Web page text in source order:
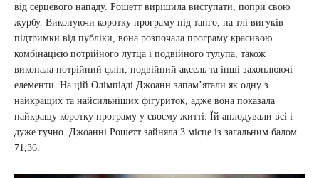
від серцевого нападу. Рошетт вирішила виступати, попри свою
журбу. Виконуючи коротку програму під танго, на тлі вигуків
підтримки від публіки, вона розпочала програму красивою
комбінацією потрійного лутца і подвійного тулупа, також
виконала потрійний фліп, подвійний аксель та інші захоплюючі
елементи. На цій Олімпіаді Джоанн запам’ятали як одну з
найкращих та найсильніших фігуриток, адже вона показала
найкращу коротку програму у своєму житті. Їй аплодували всі і
дуже гучно. Джоанні Рошетт зайняла 3 місце із загальним балом
71,36.